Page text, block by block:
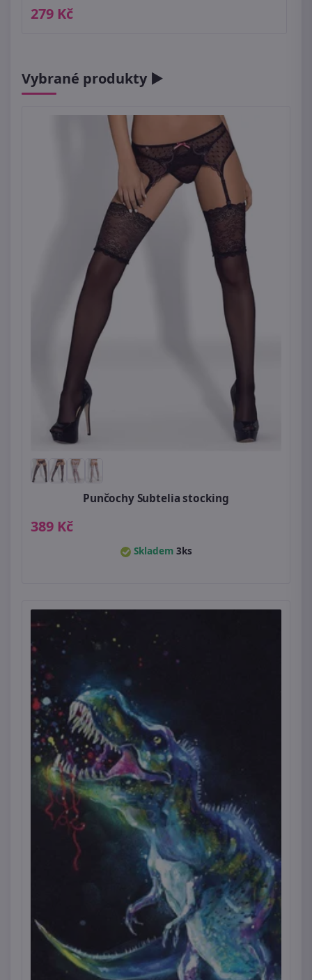
279 Kč
Vybrané produkty ►
Punčochy Subtelia stocking
389 Kč
Skladem 3ks